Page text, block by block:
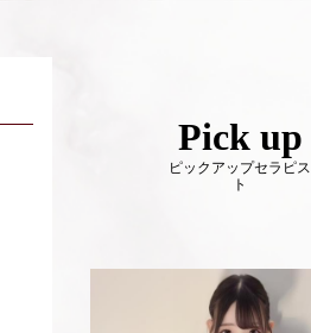
Pick up
ピックアップセラピス
ト